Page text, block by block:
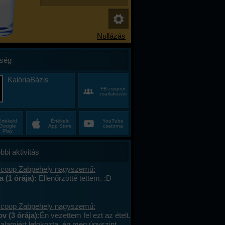
KalóriaBázis
FB csoport
csatlakozás
Play
Értékeld
App Store
YouTube
csatorna
aktivitás
Zabpehely nagyszemű:
(1 órája): Ellenőrzötté tettem. :D
Zabpehely nagyszemű:
(3 órája):Én vezettem fel ezt az ételt.